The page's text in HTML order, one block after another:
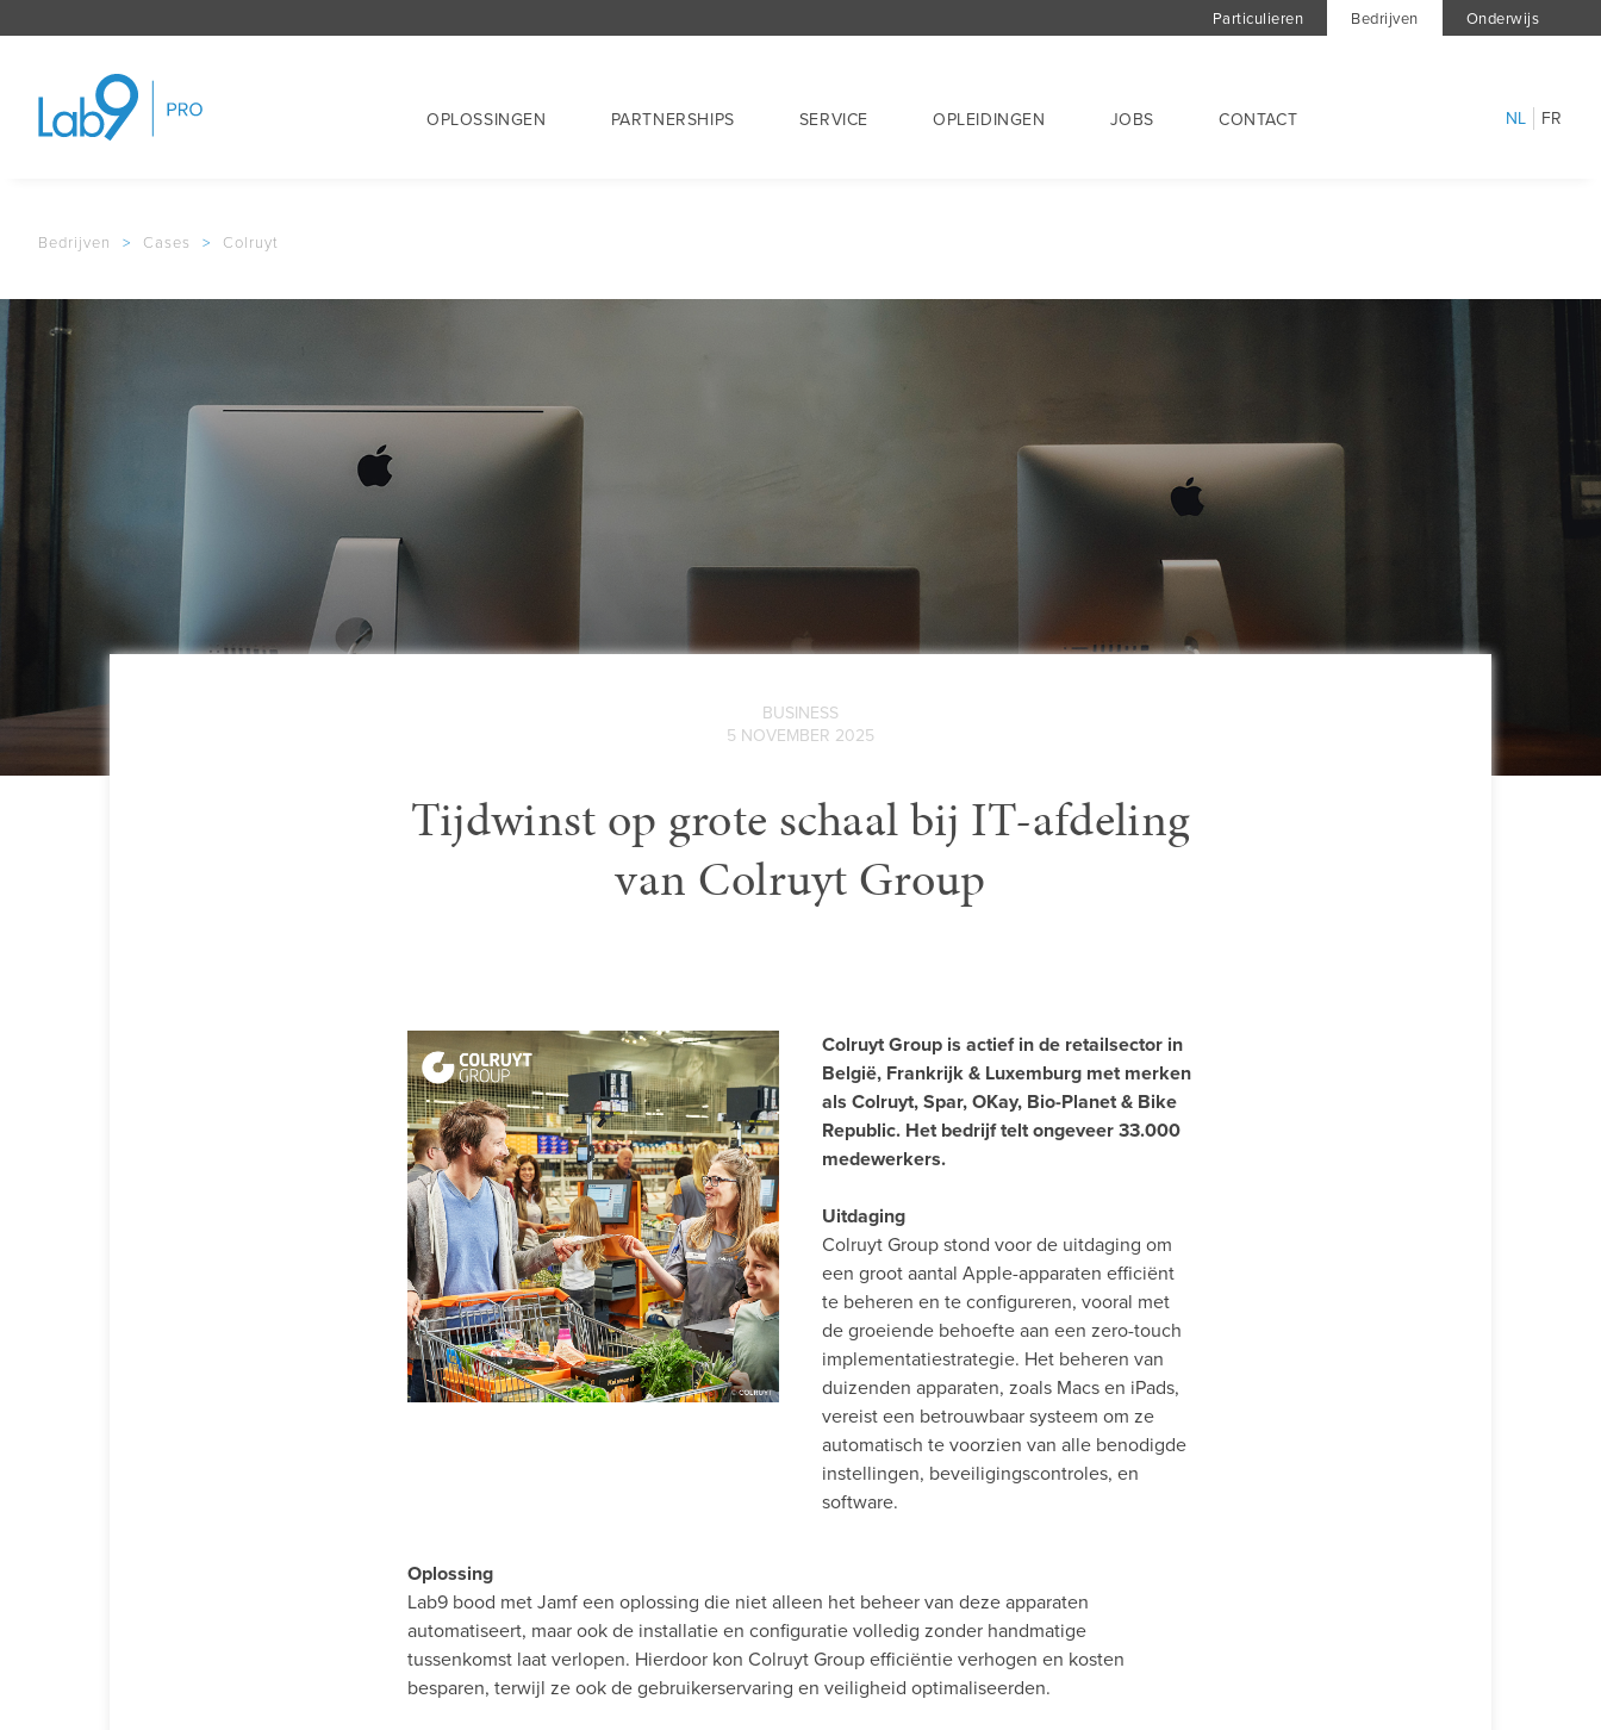
Particulieren Bedrijven Onderwijs
OPLOSSINGEN PARTNERSHIPS SERVICE OPLEIDINGEN JOBS CONTACT NL FR
Bedrijven > Cases > Colruyt
BUSINESS
5 NOVEMBER 2025
Tijdwinst op grote schaal bij IT-afdeling
van Colruyt Group
Colruyt Group is actief in de retailsector in
België, Frankrijk & Luxemburg met merken
als Colruyt, Spar, OKay, Bio-Planet & Bike
Republic. Het bedrijf telt ongeveer 33.000
medewerkers.
Uitdaging
Colruyt Group stond voor de uitdaging om
een groot aantal Apple-apparaten efficiënt
te beheren en te configureren, vooral met
de groeiende behoefte aan een zero-touch
implementatiestrategie. Het beheren van
duizenden apparaten, zoals Macs en iPads,
vereist een betrouwbaar systeem om ze
automatisch te voorzien van alle benodigde
instellingen, beveiligingscontroles, en
software.
Oplossing
Lab9 bood met Jamf een oplossing die niet alleen het beheer van deze apparaten
automatiseert, maar ook de installatie en configuratie volledig zonder handmatige
tussenkomst laat verlopen. Hierdoor kon Colruyt Group efficiëntie verhogen en kosten
besparen, terwijl ze ook de gebruikerservaring en veiligheid optimaliseerden.